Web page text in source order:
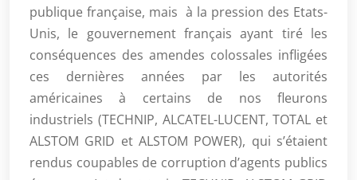
publique française, mais à la pression des Etats-
Unis, le gouvernement français ayant tiré les
conséquences des amendes colossales infligées
ces dernières années par les autorités
américaines à certains de nos fleurons
industriels (TECHNIP, ALCATEL-LUCENT, TOTAL et
ALSTOM GRID et ALSTOM POWER), qui s’étaient
rendus coupables de corruption d’agents publics